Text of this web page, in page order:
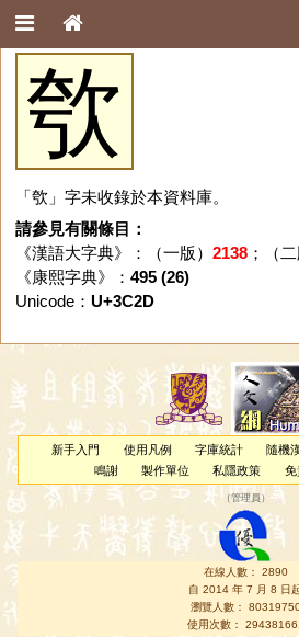
㰭
「㰭」字未收錄於本資料庫。
請參見有關條目：
《漢語大字典》：（一版） 2138；（二
《康熙字典》： 495 (26)
Unicode： U+3C2D
新手入門 使用凡例 字庫統計 隨機
鳴謝
製作單位 私隱政策 免
（管理員 ）
在線人數： 2890
自 2014 年 7 月 8 日
瀏覽人數：
使用次數：